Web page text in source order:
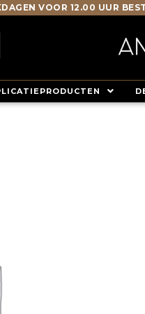
VOOR 12.00 UUR